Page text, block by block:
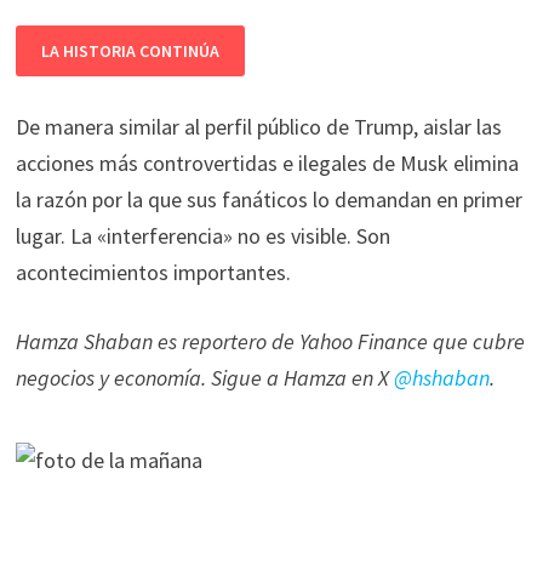
LA HISTORIA CONTINÚA
De manera similar al perfil público de Trump, aislar las
acciones más controvertidas e ilegales de Musk elimina
la razón por la que sus fanáticos lo demandan en primer
lugar. La «interferencia» no es visible. Son
acontecimientos importantes.
Hamza Shaban es reportero de Yahoo Finance que cubre
negocios y economía. Sigue a Hamza en X@hshaban.